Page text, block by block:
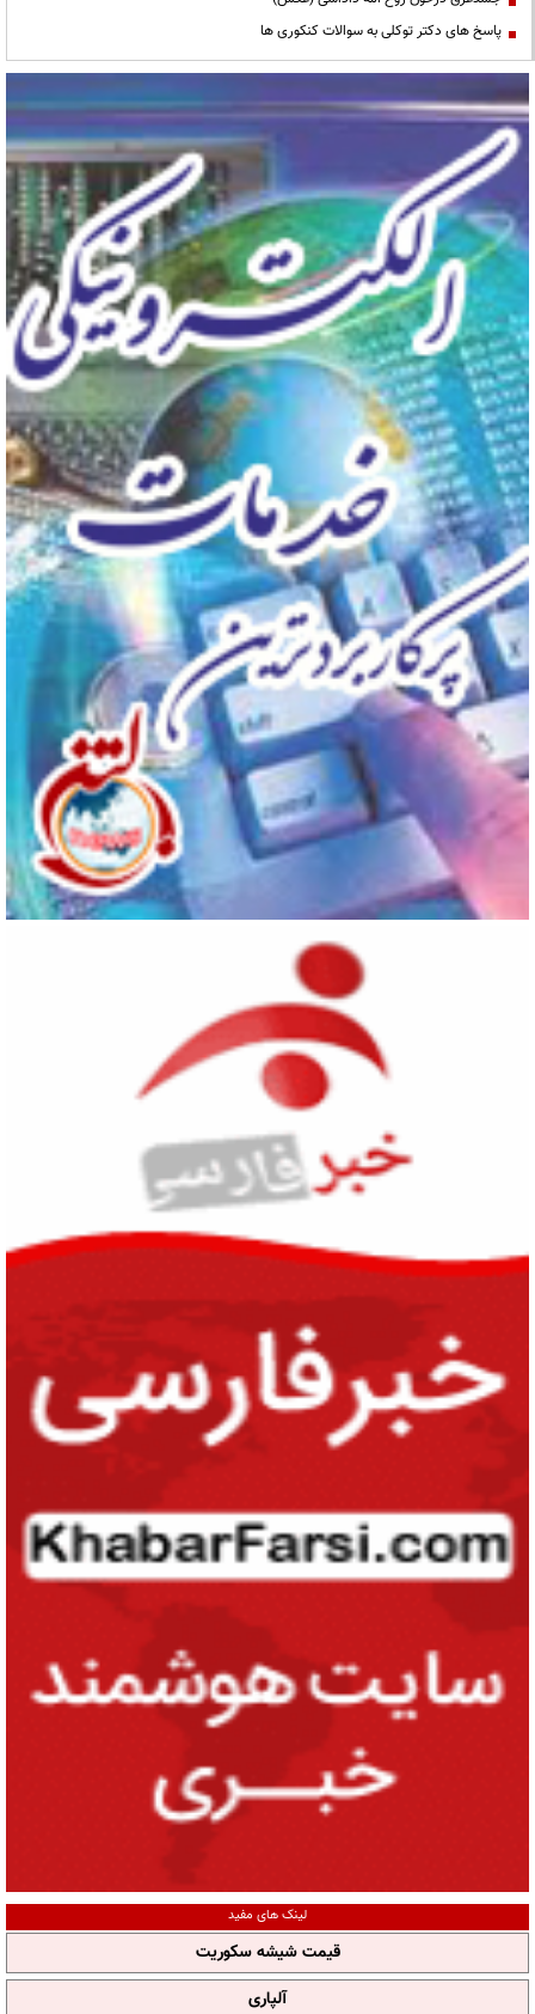
پاسخ های دکتر توکلی به سوالات کنکوری ها
لینک های مفید
قیمت شیشه سکوریت
آلپاری